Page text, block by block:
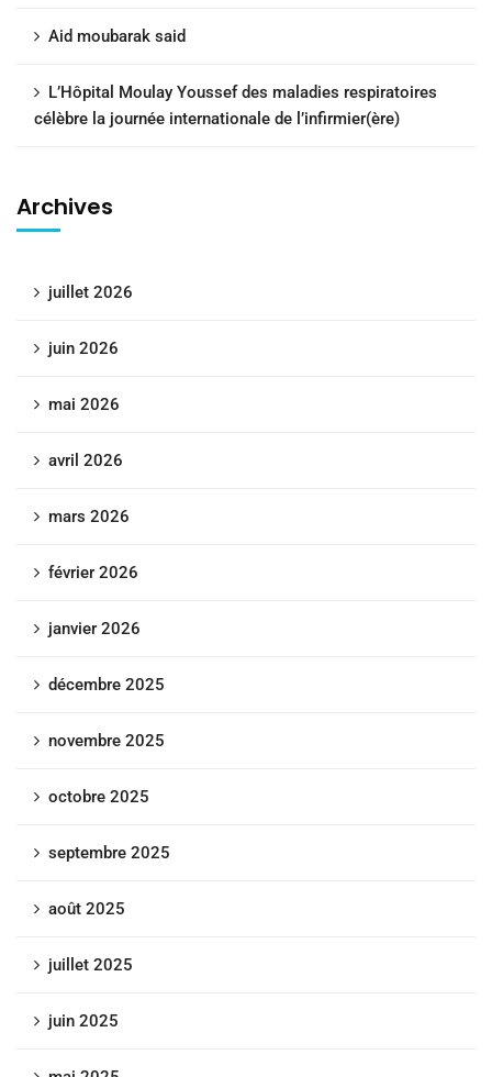
Aid moubarak said
L’Hôpital Moulay Youssef des maladies respiratoires
célèbre la journée internationale de l’infirmier(ère)
Archives
juillet 2026
juin 2026
mai 2026
avril 2026
mars 2026
février 2026
janvier 2026
décembre 2025
novembre 2025
octobre 2025
septembre 2025
août 2025
juillet 2025
juin 2025